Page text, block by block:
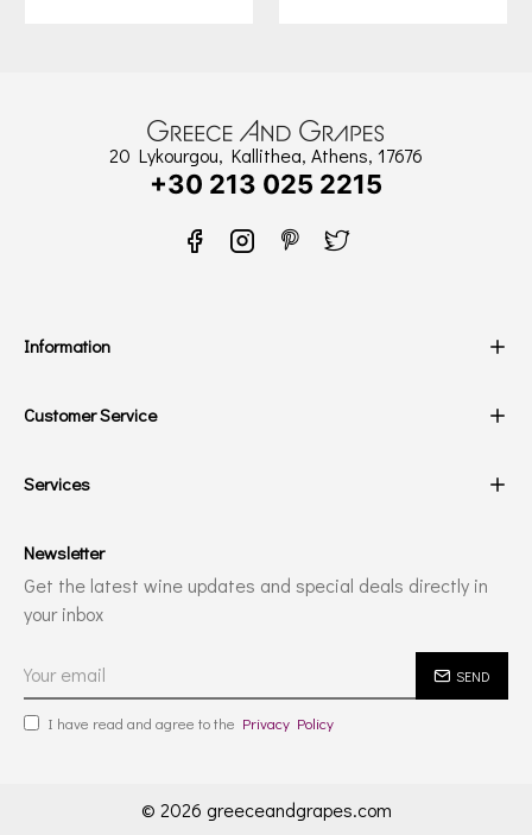
20 Lykourgou, Kallithea, Athens, 17676
+30 213 025 2215
Information
Customer Service
Services
Newsletter
Get the latest wine updates and special deals directly in
your inbox
SEND
I have read and agree to the Privacy Policy
© 2026 greeceandgrapes.com